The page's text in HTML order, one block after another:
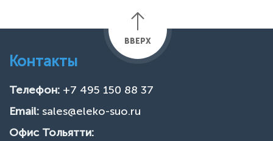
ВВЕРХ
Контакты
Телефон: +7 495 150 88 37
Email: sales@eleko-suo.ru
Офис Тольятти: